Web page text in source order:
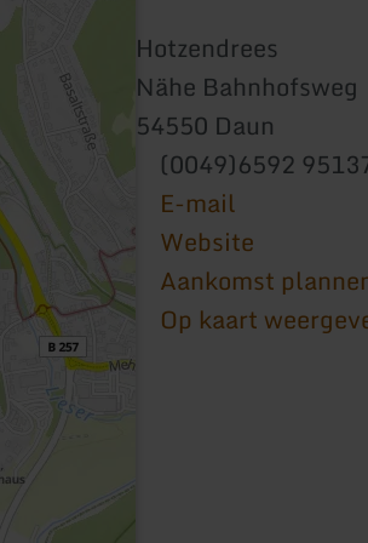
Hotzendrees
Nähe Bahnhofsweg
54550 Daun
(0049)6592
E-mail
Website
Aankomst
Op kaart